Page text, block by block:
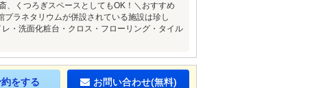
、くつろぎスペースとしてもOK！＼おすすめ
ラネタリウムが併設されている施設は珍し
・洗面化粧台・クロス・フローリング・タイル
約をする お問い合わせ(無料)